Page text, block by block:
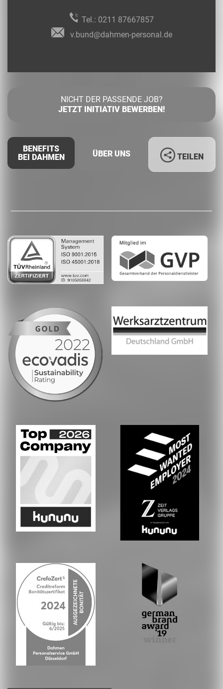
Tel.: 0211 87667857
v.bund@dahmen-personal.de
NICHT DER PASSENDE JOB?
JETZT INITIATIV BEWERBEN!
BENEFITS
BEI DAHMEN
ÜBER UNS TEILEN